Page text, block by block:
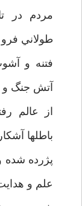
مردم در
طولاني
فتنه و
آتش جنگ و
از عالم
باطلها
پژرده شده
علم و